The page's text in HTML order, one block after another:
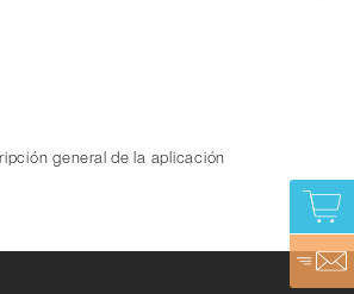
general de la aplicación